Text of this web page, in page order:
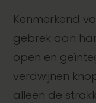
Kenmerkend
gebrek aan
open en
verdwijnen
alleen de